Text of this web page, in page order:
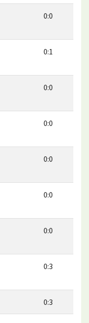
0:0
0:1
0:0
0:0
0:0
0:0
0:0
0:3
0:3